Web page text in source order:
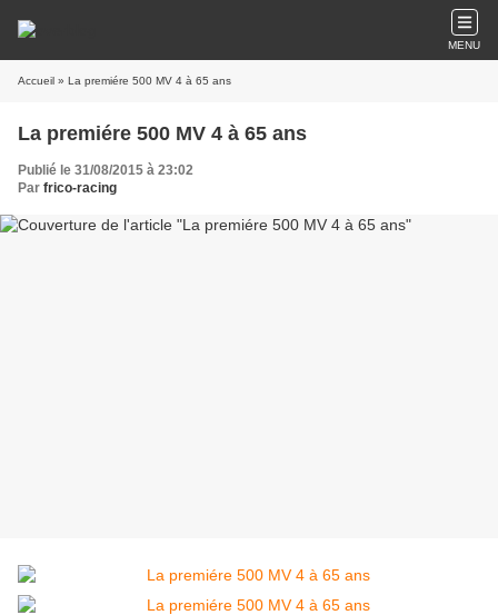
MENU
Accueil » La premiére 500 MV 4 à 65 ans
La premiére 500 MV 4 à 65 ans
Publié le 31/08/2015 à 23:02
Par frico-racing